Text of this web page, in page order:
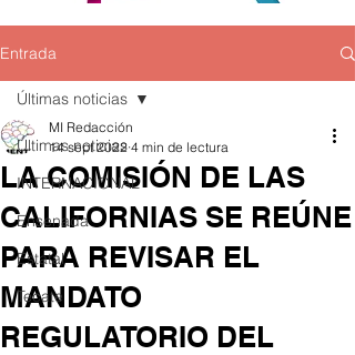
Entrada
Últimas noticias
INTERNACIONAL
Ensenada
Estatal
Tecate
Últimas noticias
LA COMISIÓN DE LAS
CALIFORNIAS SE REÚNE
PARA REVISAR EL
MANDATO
REGULATORIO DEL
MI Redacción
14 sept 2022 4 min de lectura